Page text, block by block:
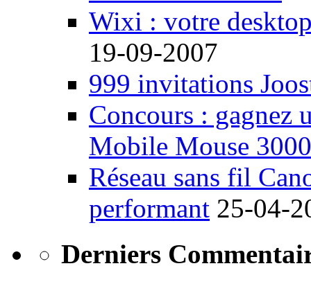
Wixi : votre
19-09-2007
999 invitations
Concours : gagnez
Mobile Mouse 3000
Réseau sans fil
performant 25-04-
Derniers